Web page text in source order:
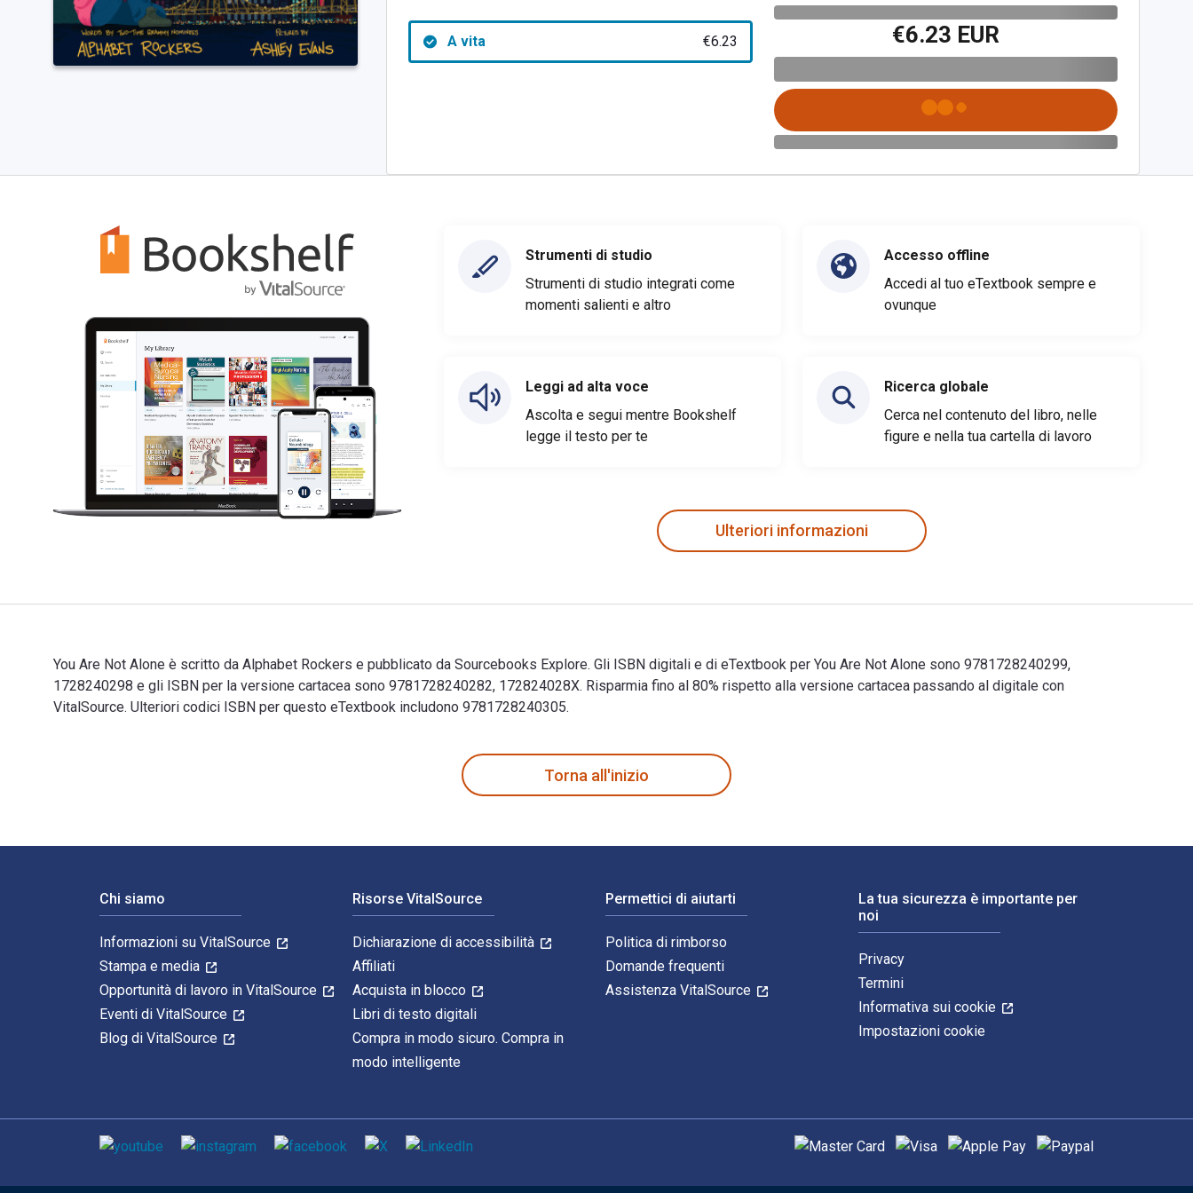
A vita €6.23 €6.23 EUR
Strumenti di studio
Strumenti di studio integrati come
momenti salienti e altro
Leggi ad alta voce
Ascolta e segui mentre Bookshelf
legge il testo per te
Accesso offline
Accedi al tuo eTextbook sempre e
ovunque
Ricerca globale
Cerca nel contenuto del libro, nelle
figure e nella tua cartella di lavoro
Ulteriori informazioni
You Are Not Alone è scritto da Alphabet Rockers e pubblicato da Sourcebooks Explore. Gli ISBN digitali e di eTextbook per You Are Not Alone sono 9781728240299,
1728240298 e gli ISBN per la versione cartacea sono 9781728240282, 172824028X. Risparmia fino al 80% rispetto alla versione cartacea passando al digitale con
VitalSource. Ulteriori codici ISBN per questo eTextbook includono 9781728240305.
Torna all'inizio
Chi siamo
Informazioni su VitalSource
Stampa e media
Opportunità di lavoro in VitalSource
Eventi di VitalSource
Blog di VitalSource
Risorse VitalSource
Dichiarazione di accessibilità
Affiliati
Acquista in blocco
Libri di testo digitali
Compra in modo sicuro. Compra in
modo intelligente
Permettici di aiutarti
Politica di rimborso
Domande frequenti
Assistenza VitalSource
La tua sicurezza è importante per
noi
Privacy
Termini
Informativa sui cookie
Impostazioni cookie
Mezzi sociali Metodi di pagamento supportati